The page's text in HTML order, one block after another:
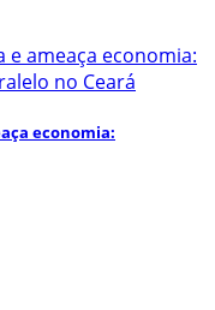
economia: